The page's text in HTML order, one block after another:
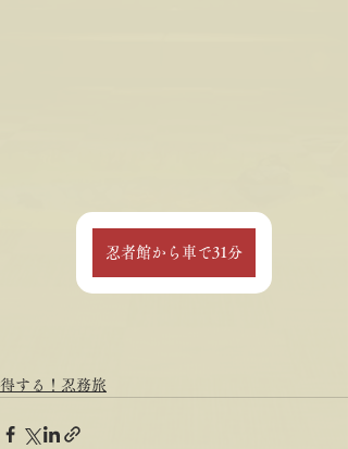
忍者館から車で31分
得する！忍務旅